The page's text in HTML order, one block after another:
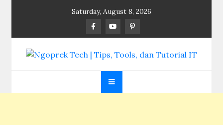
Saturday, August 8, 2026
Ngoprek Tech | Tips,
Tools, dan Tutorial